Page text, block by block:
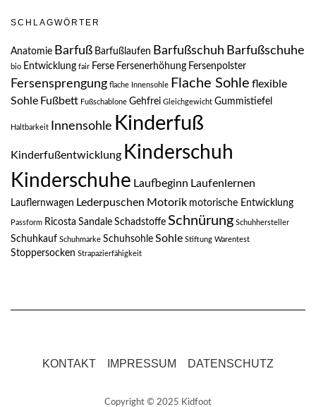
SCHLAGWÖRTER
Anatomie Barfuß Barfußlaufen Barfußschuh Barfußschuhe
bio Entwicklung fair Ferse Fersenerhöhung Fersenpolster
Fersensprengung flache Innensohle Flache Sohle flexible
Sohle Fußbett Fußschablone Gehfrei Gleichgewicht Gummistiefel
Haltbarkeit Innensohle Kinderfuß
Kinderfußentwicklung Kinderschuh
Kinderschuhe Laufbeginn Laufenlernen
Lauflernwagen Lederpuschen Motorik motorische Entwicklung
Passform Ricosta Sandale Schadstoffe Schnürung Schuhhersteller
Schuhkauf Schuhmarke Schuhsohle Sohle Stiftung Warentest
Stoppersocken Strapazierfähigkeit
KONTAKT IMPRESSUM DATENSCHUTZ
Copyright © 2025 Kidfoot